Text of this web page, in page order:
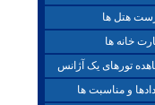
هتل ها
خانه ها
تورهای یک آژانس
و مناسبت ها